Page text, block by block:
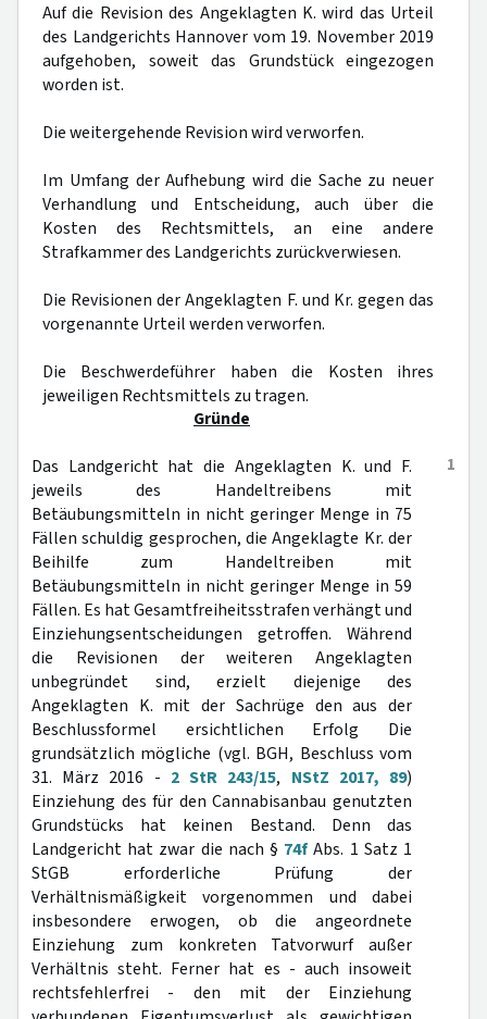
Auf die Revision des Angeklagten K. wird das Urteil
des Landgerichts Hannover vom 19. November 2019
aufgehoben, soweit das Grundstück eingezogen
worden ist.
Die weitergehende Revision wird verworfen.
Im Umfang der Aufhebung wird die Sache zu neuer
Verhandlung und Entscheidung, auch über die
Kosten des Rechtsmittels, an eine andere
Strafkammer des Landgerichts zurückverwiesen.
Die Revisionen der Angeklagten F. und Kr. gegen das
vorgenannte Urteil werden verworfen.
Die Beschwerdeführer haben die Kosten ihres
jeweiligen Rechtsmittels zu tragen.
Gründe
1
Das Landgericht hat die Angeklagten K. und F.
jeweils des Handeltreibens mit
Betäubungsmitteln in nicht geringer Menge in 75
Fällen schuldig gesprochen, die Angeklagte Kr. der
Beihilfe zum Handeltreiben mit
Betäubungsmitteln in nicht geringer Menge in 59
Fällen. Es hat Gesamtfreiheitsstrafen verhängt und
Einziehungsentscheidungen getroffen. Während
die Revisionen der weiteren Angeklagten
unbegründet sind, erzielt diejenige des
Angeklagten K. mit der Sachrüge den aus der
Beschlussformel ersichtlichen Erfolg Die
grundsätzlich mögliche (vgl. BGH, Beschluss vom
31. März 2016 - 2 StR 243/15, NStZ 2017, 89)
Einziehung des für den Cannabisanbau genutzten
Grundstücks hat keinen Bestand. Denn das
Landgericht hat zwar die nach § 74f Abs. 1 Satz 1
StGB erforderliche Prüfung der
Verhältnismäßigkeit vorgenommen und dabei
insbesondere erwogen, ob die angeordnete
Einziehung zum konkreten Tatvorwurf außer
Verhältnis steht. Ferner hat es - auch insoweit
rechtsfehlerfrei - den mit der Einziehung